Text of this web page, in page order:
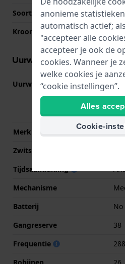
Soort glas
Kroon
Uurwerk informatie
Uurwerk nr.
Merk uurwerk
Zwitsers uurwerk
Tijdsaanduiding
Mechanisme
Batterij
Gangreserve
38
Frequentie
anonieme
automatisch actief;
"accepteer alle
accepteer je ook de
cookies. Wanneer je
welke cookies je
“cookie instellingen”.
Alles
Cookie-